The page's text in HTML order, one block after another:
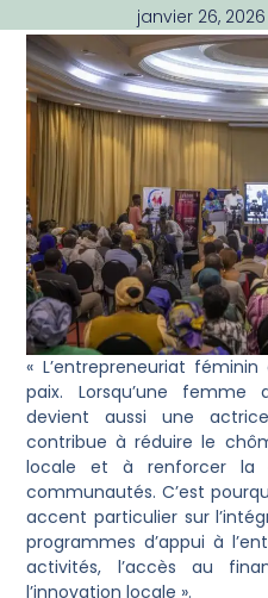
janvier 26, 2026
« L’entrepreneuriat
paix. Lorsqu’une femme
devient aussi une
contribue à réduire le
locale et à renforcer la
communautés. C’est
accent particulier sur
programmes d’appui à
activités, l’accès au
l’innovation locale ».